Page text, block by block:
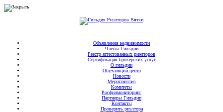
Объявления недвижимости
Члены Гильдии
Реестр аттестованных риэлторов
Сертификация брокерских услуг
О гильдии
Обучающий центр
Новости
Мероприятия
Комитеты
Росфинмониторинг
Партнеры Гильдии
Контакты
Проверить риэлтора